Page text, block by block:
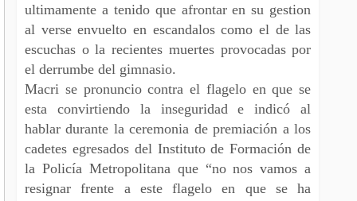
ultimamente a tenido que afrontar en su gestion
al verse envuelto en escandalos como el de las
escuchas o la recientes muertes provocadas por
el derrumbe del gimnasio.
Macri se pronuncio contra el flagelo en que se
esta convirtiendo la inseguridad e indicó al
hablar durante la ceremonia de premiación a los
cadetes egresados del Instituto de Formación de
la Policía Metropolitana que “no nos vamos a
resignar frente a este flagelo en que se ha